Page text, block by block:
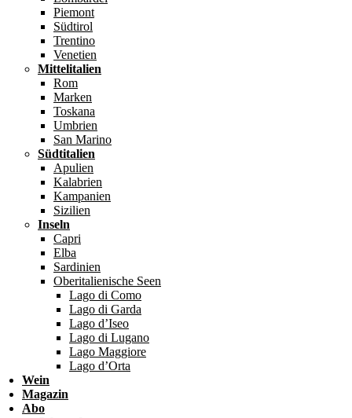
Piemont
Südtirol
Trentino
Venetien
Mittelitalien
Rom
Marken
Toskana
Umbrien
San Marino
Südtitalien
Apulien
Kalabrien
Kampanien
Sizilien
Inseln
Capri
Elba
Sardinien
Oberitalienische Seen
Lago di Como
Lago di Garda
Lago d’Iseo
Lago di Lugano
Lago Maggiore
Lago d’Orta
Wein
Magazin
Abo